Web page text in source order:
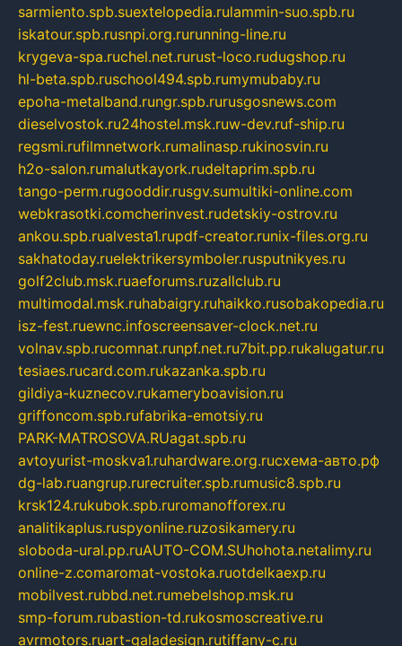
sarmiento.spb.suextelopedia.rulammin-suo.spb.ru
iskatour.spb.rusnpi.org.rurunning-line.ru
krygeva-spa.ruchel.net.rurust-loco.rudugshop.ru
hl-beta.spb.ruschool494.spb.rumymubaby.ru
epoha-metalband.rungr.spb.rurusgosnews.com
dieselvostok.ru24hostel.msk.ruw-dev.ruf-ship.ru
regsmi.rufilmnetwork.rumalinasp.rukinosvin.ru
h2o-salon.rumalutkayork.rudeltaprim.spb.ru
tango-perm.rugooddir.rusgv.sumultiki-online.com
webkrasotki.comcherinvest.rudetskiy-ostrov.ru
ankou.spb.rualvesta1.rupdf-creator.runix-files.org.ru
sakhatoday.ruelektrikersymboler.rusputnikyes.ru
golf2club.msk.ruaeforums.ruzallclub.ru
multimodal.msk.ruhabaigry.ruhaikko.rusobakopedia.ru
isz-fest.ruewnc.infoscreensaver-clock.net.ru
volnav.spb.rucomnat.runpf.net.ru7bit.pp.rukalugatur.ru
tesiaes.rucard.com.rukazanka.spb.ru
gildiya-kuznecov.rukameryboavision.ru
griffoncom.spb.rufabrika-emotsiy.ru
PARK-MATROSOVA.RUagat.spb.ru
avtoyurist-moskva1.ruhardware.org.ruсхема-авто.рф
dg-lab.ruangrup.rurecruiter.spb.rumusic8.spb.ru
krsk124.rukubok.spb.ruromanofforex.ru
analitikaplus.ruspyonline.ruzosikamery.ru
sloboda-ural.pp.ruAUTO-COM.SUhohota.netalimy.ru
online-z.comaromat-vostoka.ruotdelkaexp.ru
mobilvest.rubbd.net.rumebelshop.msk.ru
smp-forum.rubastion-td.rukosmoscreative.ru
avrmotors.ruart-galadesign.rutiffany-c.ru